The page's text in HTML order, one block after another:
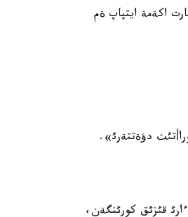
اكةمة ايتپاپ ةم
دؤةتتةرئ».
قئزئق كورئنگةن،